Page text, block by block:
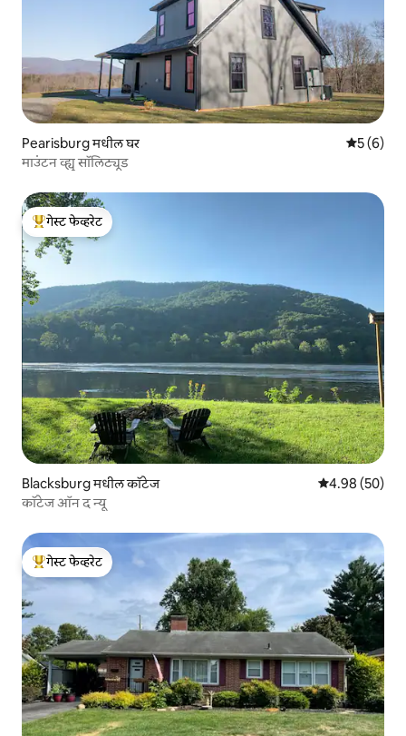
Pearisburg मधील घर 5 पैकी 5
5 (6)
माउंटन व्ह्यू सॉलिट्यूड
टॉप गेस्ट फेव्हरेट
गेस्ट फेव्हरेट
Blacksburg मधील कॉटेज 5 पैकी 4.98
4.98 (50)
कॉटेज ऑन द न्यू
टॉप गेस्ट फेव्हरेट
गेस्ट फेव्हरेट